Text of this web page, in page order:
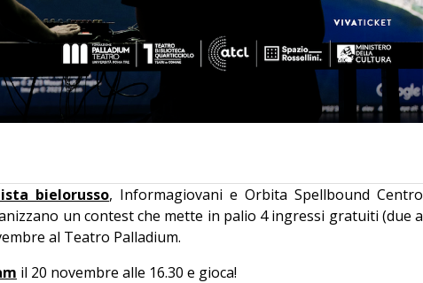
bielorusso, Informagiovani e Orbita Spellbound Centro
un contest che mette in palio 4 ingressi gratuiti (due a
al Teatro Palladium.
il 20 novembre alle 16.30 e gioca!